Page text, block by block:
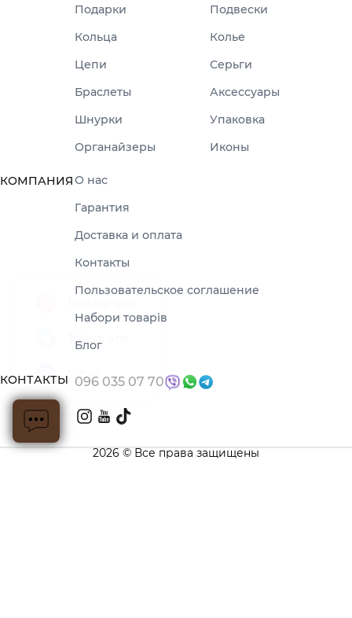
Подарки
Подвески
Кольца
Колье
Цепи
Серьги
Браслеты
Аксессуары
Шнурки
Упаковка
Органайзеры
Иконы
КОМПАНИЯО нас
Гарантия
Доставка и оплата
Контакты
Пользовательское соглашение
Набори товарів
Блог
КОНТАКТЫ 096 035 07 70
2026 © Все права защищены